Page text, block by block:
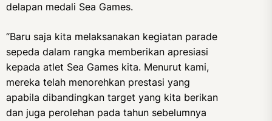
delapan medali Sea Games.
“Baru saja kita melaksanakan kegiatan parade
sepeda dalam rangka memberikan apresiasi
kepada atlet Sea Games kita. Menurut kami,
mereka telah menorehkan prestasi yang
apabila dibandingkan target yang kita berikan
dan juga perolehan pada tahun sebelumnya